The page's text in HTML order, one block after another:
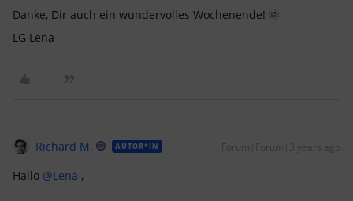
Danke, Dir auch ein wundervolles Wochenende! 🌞
LG Lena
Richard M. AUTOR*IN Forum|Forum|3 years ago
Hallo @Lena ,